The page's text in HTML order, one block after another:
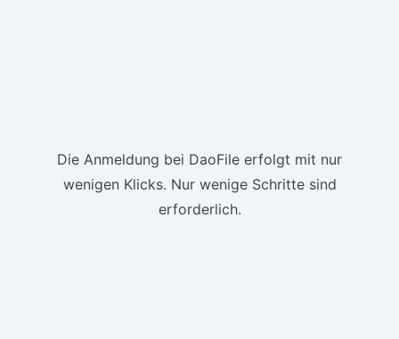
Die Anmeldung bei DaoFile erfolgt mit nur
wenigen Klicks. Nur wenige Schritte sind
erforderlich.